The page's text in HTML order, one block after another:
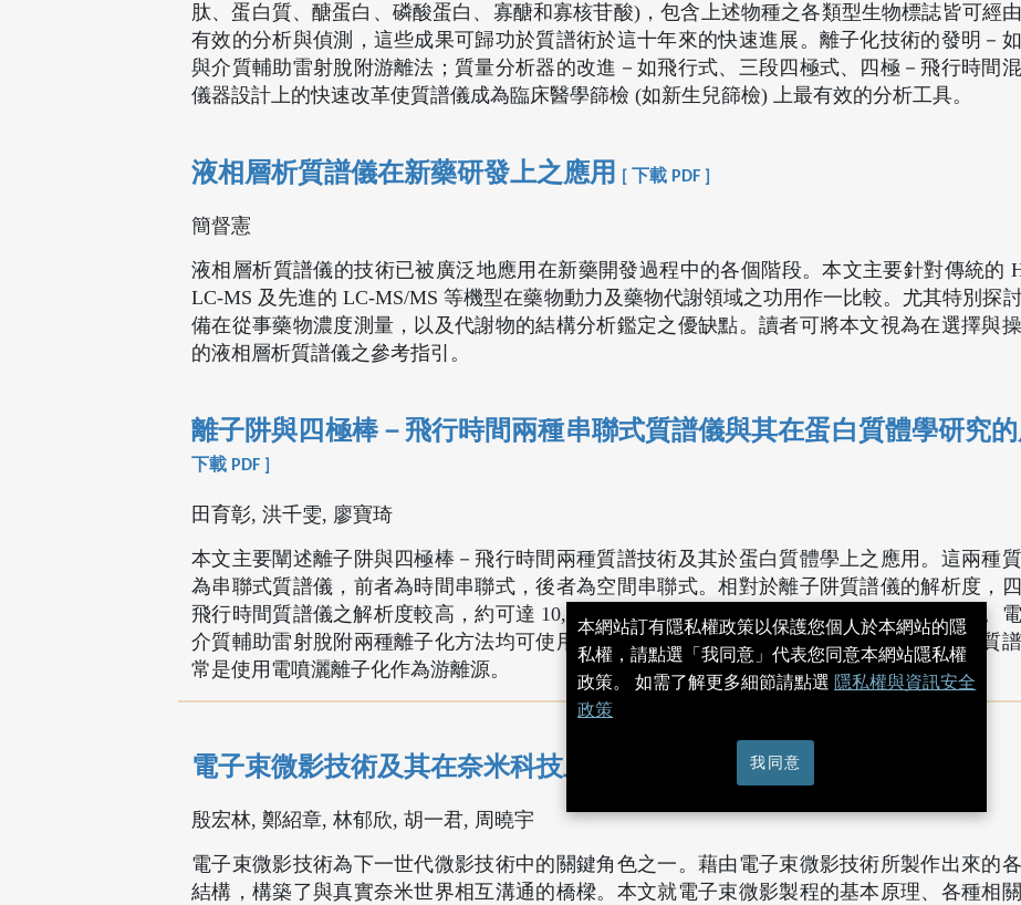
肽、蛋白質、醣蛋白、磷酸蛋白、寡醣和寡核苷酸)，包含上述物種之各類型生物標誌皆可經
有效的分析與偵測，這些成果可歸功於質譜術於這十年來的快速進展。離子化技術的發明－
與介質輔助雷射脫附游離法；質量分析器的改進－如飛行式、三段四極式、四極－飛行時間混
儀器設計上的快速改革使質譜儀成為臨床醫學篩檢 (如新生兒篩檢) 上最有效的分析工具。
液相層析質譜儀在新藥研發上之應用 [ 下載 PDF ]
簡督憲
液相層析質譜儀的技術已被廣泛地應用在新藥開發過程中的各個階段。本文主要針對傳統的
LC-MS 及先進的 LC-MS/MS 等機型在藥物動力及藥物代謝領域之功用作一比較。尤其特別探
備在從事藥物濃度測量，以及代謝物的結構分析鑑定之優缺點。讀者可將本文視為在選擇與
的液相層析質譜儀之參考指引。
離子阱與四極棒－飛行時間兩種串聯式質譜儀與其在蛋白質體學研究
下載 PDF ]
田育彰, 洪千雯, 廖寶琦
本文主要闡述離子阱與四極棒－飛行時間兩種質譜技術及其於蛋白質體學上之應用。這兩種
為串聯式質譜儀，前者為時間串聯式，後者為空間串聯式。相對於離子阱質譜儀的解析度，
飛行時間質譜儀之解析度較高，約可達 10,000。本文中將會對這兩種質譜儀作詳細之介紹。
介質輔助雷射脫附兩種離子化方法均可使用於四極棒－飛行時間質譜儀，然而對於離子阱質
常是使用電噴灑離子化作為游離源。
電子束微影技術及其在奈米科技上之應用 [ 下載 PDF ]
殷宏林, 鄭紹章, 林郁欣, 胡一君, 周曉宇
電子束微影技術為下一世代微影技術中的關鍵角色之一。藉由電子束微影技術所製作出來的
結構，構築了與真實奈米世界相互溝通的橋樑。本文就電子束微影製程的基本原理、各種相
本網站訂有隱私權政策以保護您個人於本網站的隱
私權，請點選「我同意」代表您同意本網站隱私權
政策。 如需了解更多細節請點選 隱私權與資訊安全
政策
我同意